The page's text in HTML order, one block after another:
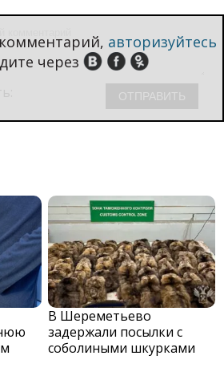
авторизуйтесь
через
В Шереметьево
задержали посылки с
соболиными шкурками